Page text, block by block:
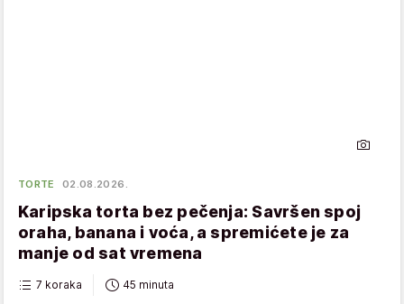
TORTE 02.08.2026.
Karipska torta bez pečenja: Savršen spoj
oraha, banana i voća, a spremićete je za
manje od sat vremena
7 koraka 45 minuta